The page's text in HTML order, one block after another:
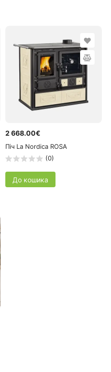
2 668.00€
Піч La Nordica ROSA
(0)
До кошика